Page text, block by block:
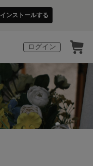
インストールする
ログイン